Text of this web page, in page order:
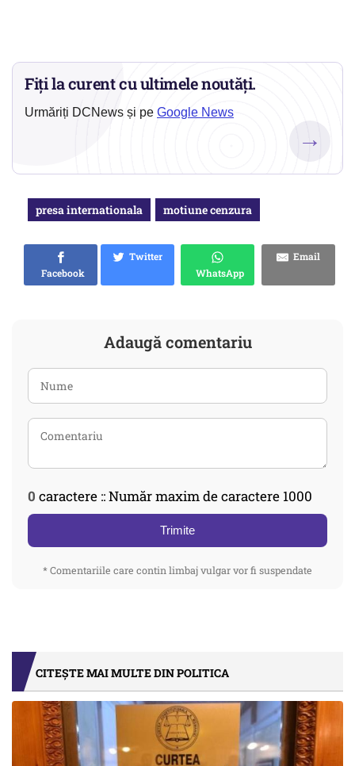
Fiți la curent cu ultimele noutăți.
Urmăriți DCNews și pe Google News
→
presa internationala motiune cenzura
Facebook
Twitter
WhatsApp
Email
Adaugă comentariu
0 caractere :: Număr maxim de caractere 1000
Trimite
* Comentariile care contin limbaj vulgar vor fi suspendate
CITEȘTE MAI MULTE DIN POLITICA